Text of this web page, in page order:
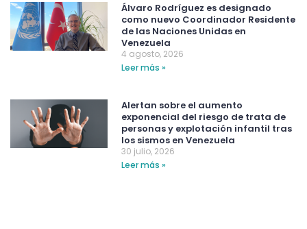
Álvaro Rodríguez es designado
como nuevo Coordinador Residente
de las Naciones Unidas en
Venezuela
4 agosto, 2026
Leer más »
Alertan sobre el aumento
exponencial del riesgo de trata de
personas y explotación infantil tras
los sismos en Venezuela
30 julio, 2026
Leer más »